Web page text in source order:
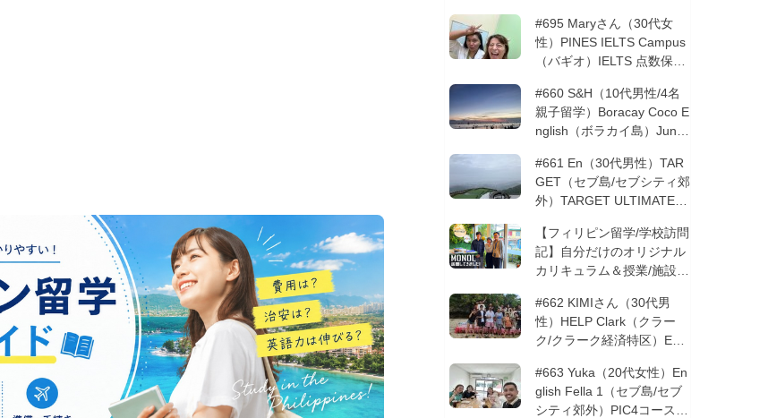
#695 Maryさん（30代女
性）PINES IELTS Campus
（バギオ）IELTS 点数保証
#660 S&H（10代男性/4名
親子留学）Boracay Coco E
nglish（ボラカイ島）Junio
ン留学
#661 En（30代男性）TAR
GET（セブ島/セブシティ郊
外）TARGET ULTIMATE 8
留学
【フィリピン留学/学校訪問
記】自分だけのオリジナル
カリキュラム＆授業/施設の
─MONOLを徹底取材！
#662 KIMIさん（30代男
性）HELP Clark（クラー
ク/クラーク経済特区）ESL
オの他校に転校 | フィリピ
ン留学
#663 Yuka（20代女性）En
glish Fella 1（セブ島/セブ
シティ郊外）PIC4コース 8